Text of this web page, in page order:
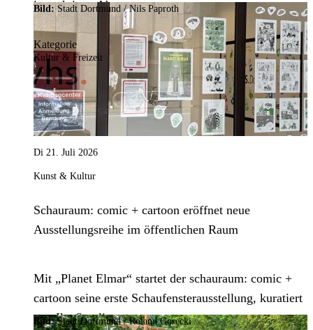
interaktiven Abenteuer.
Bild:Stadt Dortmund / Nils Paproth
Kategorie
Kultur & Freizeit
Di 21. Juli 2026
Kunst & Kultur
Schauraum: comic + cartoon eröffnet neue
Ausstellungsreihe im öffentlichen Raum
Mit „Planet Elmar“ startet der schauraum: comic +
cartoon seine erste Schaufensterausstellung, kuratiert
von Ika Sperling.
Bild:Stadt Dortmund / Roland Gorecki